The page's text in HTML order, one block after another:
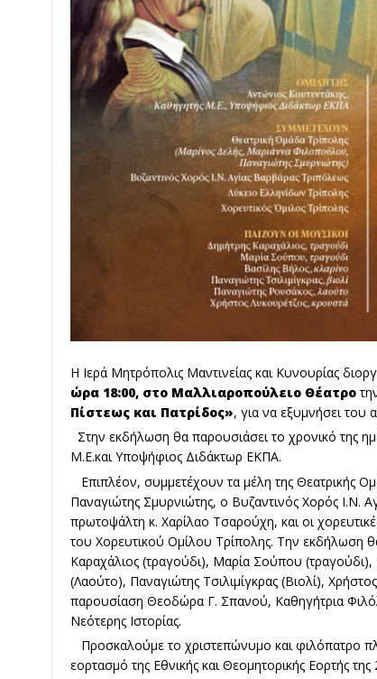
Η Ιερά Μητρόπολις Μαντινείας και Κυνουρίας
ώρα 18:00, στο Μαλλιαροπούλειο Θέατρο
Πίστεως και Πατρίδος», για να εξυμνήσει
Στην εκδήλωση θα παρουσιάσει το χρονικό της
Μ.Ε.και Υποψήφιος Διδάκτωρ ΕΚΠΑ.
Επιπλέον, συμμετέχουν τα μέλη της Θεατρικής
Παναγιώτης Σμυρνιώτης, ο Βυζαντινός Χορός Ι.Ν.
πρωτοψάλτη κ. Χαρίλαο Τσαρούχη, και οι
του Χορευτικού Ομίλου Τρίπολης. Την εκδήλωση
Καραχάλιος (τραγούδι), Μαρία Σούπου
(Λαούτο), Παναγιώτης Τσιλιμίγκρας (Βιολί),
παρουσίαση Θεοδώρα Γ. Σπανού, Καθηγήτρια
Νεότερης Ιστορίας.
Προσκαλούμε το χριστεπώνυμο και φιλόπατρο
εορτασμό της Εθνικής και Θεομητορικής Εορτής της